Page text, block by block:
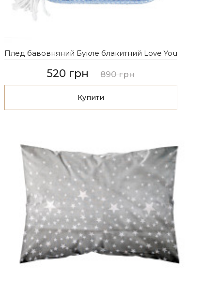
Плед бавовняний Букле блакитний Love You
520 грн 890 грн
Купити